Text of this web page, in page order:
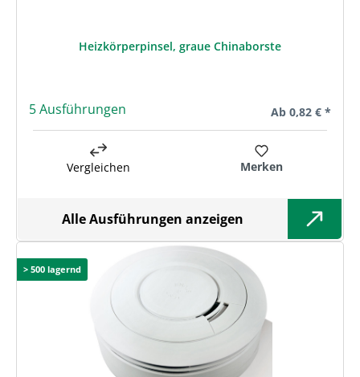
Heizkörperpinsel, graue Chinaborste
5 Ausführungen Regulärer Preis:
Ab 0,82 € *
Vergleichen Merken
Alle Ausführungen anzeigen
> 500 lagernd